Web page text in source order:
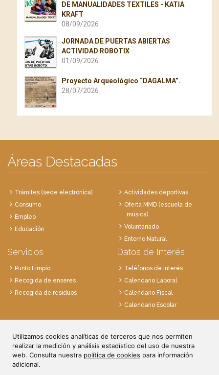
Utilizamos cookies analíticas de terceros que nos permiten
realizar la medición y análisis estadístico del uso de nuestra
web. Consulta nuestra política de cookies para información
adicional.
DE MANUALIDADES TEXTILES - KATIA
KRAFT
08/09/2026
JORNADA DE PUERTAS ABIERTAS
ACTIVIDAD ROBOTIX
01/09/2026
Proyecto Arqueológico “DAGALMA”.
28/07/2026
Áreas Destacadas
Trámites (sede electrónica)
Consumo
Empleo
Educación
Actividades deportivas
Oferta MMD (escuela de
música)
Voluntariado
Entorno Natural
Servicios
Punto Limpio
Recogida de enseres
Recogida de residuos
Datos de Interés
Teléfonos de interés
Calendario Laboral
Calendario Fiscal
Calendario Escolar
28814 Daganzo, Madrid
Tlf. 91 884 52 59
Fax. 91 884 52 92